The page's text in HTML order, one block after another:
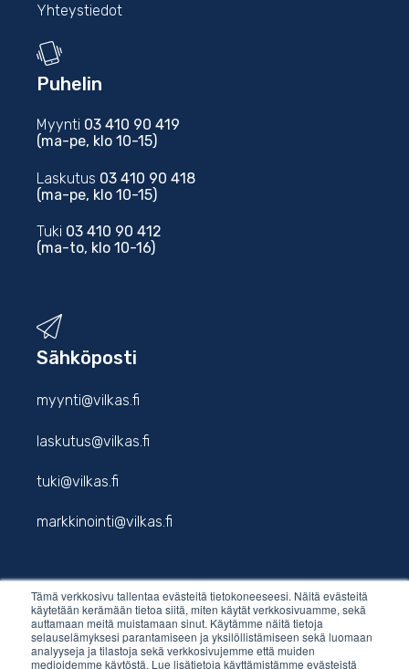
Tämä verkkosivu tallentaa evästeitä tietokoneeseesi. Näitä evästeitä
käytetään kerämään tietoa siitä, miten käytät verkkosivuamme, sekä
auttamaan meitä muistamaan sinut. Käytämme näitä tietoja
selauselämyksesi parantamiseen ja yksilöllistämiseen sekä luomaan
analyyseja ja tilastoja sekä verkkosivujemme että muiden
medioidemme käytöstä. Lue lisätietoja käyttämistämme evästeistä
Yhteystiedot
Puhelin
Myynti 03 410 90 419
(ma-pe, klo 10-15)
Laskutus 03 410 90 418
(ma-pe, klo 10-15)
Tuki 03 410 90 412
(ma-to, klo 10-16)
Sähköposti
myynti@vilkas.fi
laskutus@vilkas.fi
tuki@vilkas.fi
markkinointi@vilkas.fi
etunimi.sukunimi@vilkas.fi